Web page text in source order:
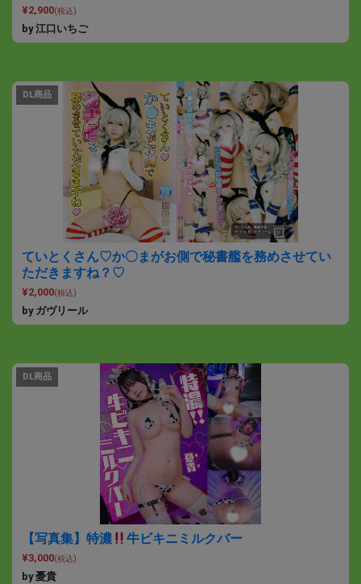
¥2,900(税込)
by 江口いちご
DL商品
ていとくさん♡か〇まがお側で秘書艦を務めさせてい
ただきますね？♡
¥2,000(税込)
by ガヴリール
DL商品
【写真集】特濃 牛ビキニミルクバー
¥3,000(税込)
by 憂貴